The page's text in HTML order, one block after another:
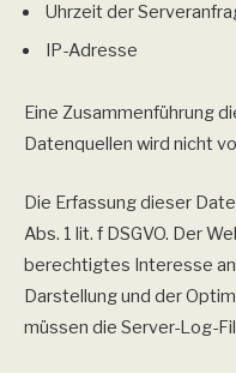
Uhrzeit der
IP-Adresse
Eine Zusammenführung
Datenquellen wird nicht
Die Erfassung dieser
Abs. 1 lit. f DSGVO. Der
berechtigtes Interesse
Darstellung und der
müssen die Server-Log-